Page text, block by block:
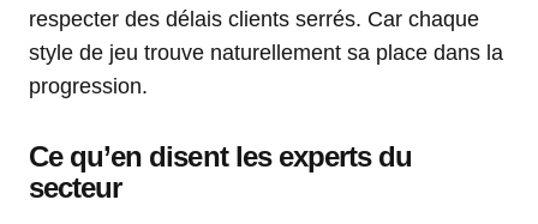
respecter des délais clients serrés. Car chaque
style de jeu trouve naturellement sa place dans la
progression.
Ce qu’en disent les experts du
secteur